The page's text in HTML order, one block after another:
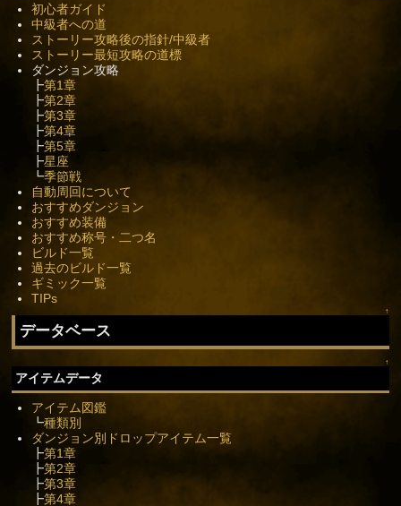
初心者ガイド
中級者への道
ストーリー攻略後の指針/中級者
ストーリー最短攻略の道標
ダンジョン攻略
┣第1章
┣第2章
┣第3章
┣第4章
┣第5章
┣星座
┗季節戦
自動周回について
おすすめダンジョン
おすすめ装備
おすすめ称号・二つ名
ビルド一覧
過去のビルド一覧
ギミック一覧
TIPs
↑
データベース
↑
アイテムデータ
アイテム図鑑
┗種類別
ダンジョン別ドロップアイテム一覧
┣第1章
┣第2章
┣第3章
┣第4章